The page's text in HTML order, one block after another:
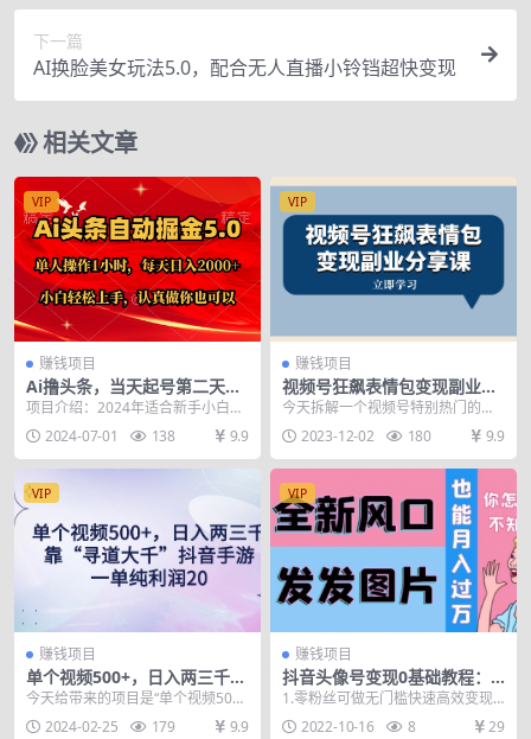
下一篇
AI换脸美女玩法5.0，配合无人直播小铃铛超快变现
相关文章
VIP
赚钱项目
Ai撸头条，当天起号第二天就
能看到收益，简单复制粘贴，
项目介绍：2024年适合新手小白的
项目，复制粘贴即可，简单无脑。
可矩阵操作。保姆...
2024-07-01 138 9.9
VIP
赚钱项目
视频号狂飙表情包变现副业分
享课，一条龙玩法分享给你
今天拆解一个视频号特别热门的短
视频项目，虽然是老项目，但是依
旧红旗飘飘，效果依然...
2023-12-02 180 9.9
VIP
赚钱项目
单个视频500+，日入两三千轻
轻松松，靠“寻道大千”抖音手
游，一单纯利…
今天给带来的项目是“单个视频500
+，日入两三千轻轻松松，靠“寻道
大千”抖音手游...
2024-02-25 179 9.9
VIP
赚钱项目
抖音头像号变现0基础教程：
全新风口，发发图片也能变现
月入10000+
1.零粉丝可做无门槛快速高效变现
2.不拍视频不直播不带货，人人可
做 3.收益直...
2022-10-16 8 29